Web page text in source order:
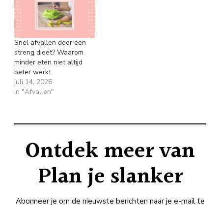
Snel afvallen door een
streng dieet? Waarom
minder eten niet altijd
beter werkt
juli 14, 2026
In "Afvallen"
Ontdek meer van
Plan je slanker
Abonneer je om de nieuwste berichten naar je e-mail te